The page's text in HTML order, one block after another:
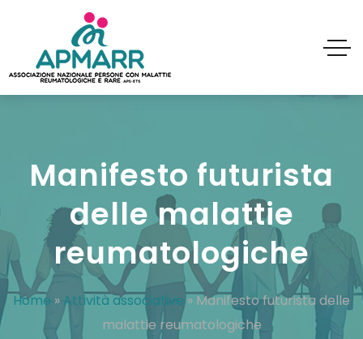
Manifesto futurista
delle malattie
reumatologiche
Home » Attività associative»Manifesto futurista delle
malattie reumatologiche